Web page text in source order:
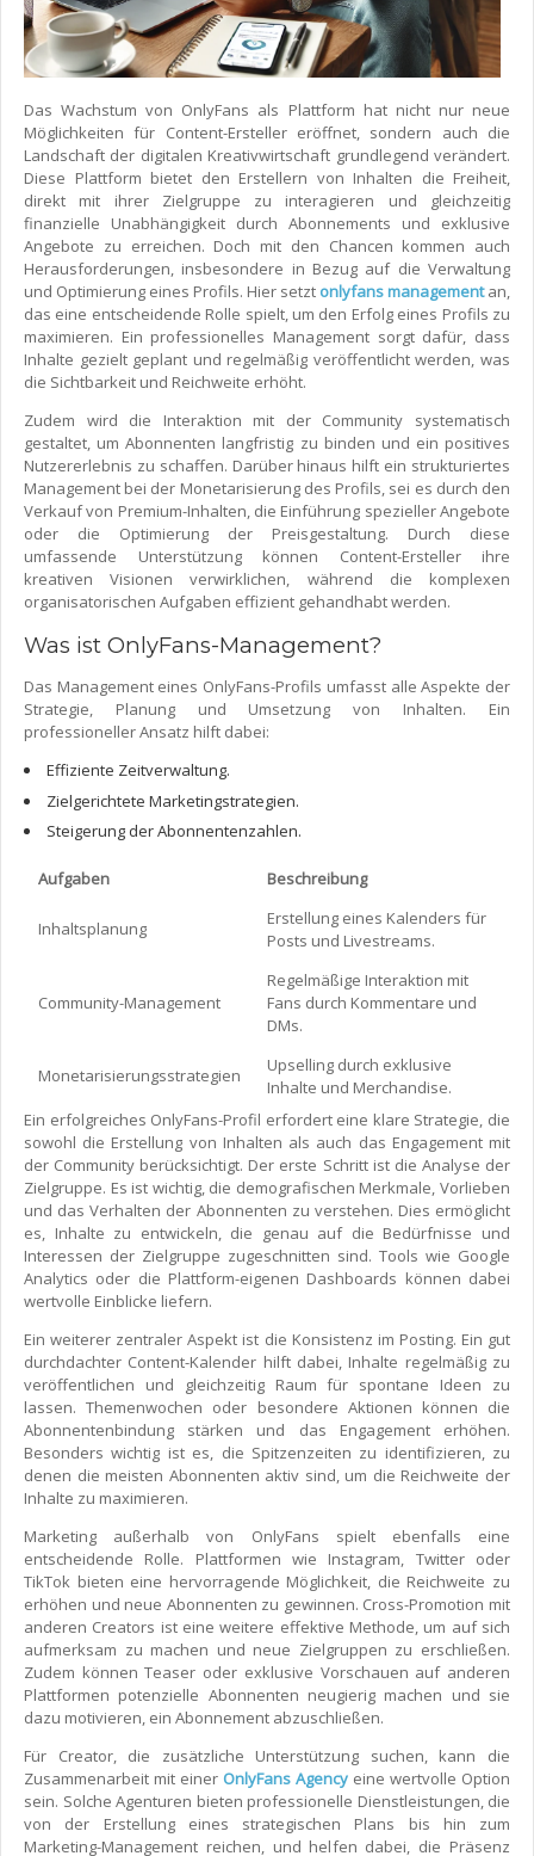
Das Wachstum von OnlyFans als Plattform hat nicht nur neue
Möglichkeiten für Content-Ersteller eröffnet, sondern auch die
Landschaft der digitalen Kreativwirtschaft grundlegend verändert.
Diese Plattform bietet den Erstellern von Inhalten die Freiheit,
direkt mit ihrer Zielgruppe zu interagieren und gleichzeitig
finanzielle Unabhängigkeit durch Abonnements und exklusive
Angebote zu erreichen. Doch mit den Chancen kommen auch
Herausforderungen, insbesondere in Bezug auf die Verwaltung
und Optimierung eines Profils. Hier setzt onlyfans managementan,
das eine entscheidende Rolle spielt, um den Erfolg eines Profils zu
maximieren. Ein professionelles Management sorgt dafür, dass
Inhalte gezielt geplant und regelmäßig veröffentlicht werden, was
die Sichtbarkeit und Reichweite erhöht.
Zudem wird die Interaktion mit der Community systematisch
gestaltet, um Abonnenten langfristig zu binden und ein positives
Nutzererlebnis zu schaffen. Darüber hinaus hilft ein strukturiertes
Management bei der Monetarisierung des Profils, sei es durch den
Verkauf von Premium-Inhalten, die Einführung spezieller Angebote
oder die Optimierung der Preisgestaltung. Durch diese
umfassende Unterstützung können Content-Ersteller ihre
kreativen Visionen verwirklichen, während die komplexen
organisatorischen Aufgaben effizient gehandhabt werden.
Was ist OnlyFans-Management?
Das Management eines OnlyFans-Profils umfasst alle Aspekte der
Strategie, Planung und Umsetzung von Inhalten. Ein
professioneller Ansatz hilft dabei:
Effiziente Zeitverwaltung.
Zielgerichtete Marketingstrategien.
Steigerung der Abonnentenzahlen.
Aufgaben Beschreibung
Inhaltsplanung
Erstellung eines Kalenders für
Posts und Livestreams.
Community-Management
Regelmäßige Interaktion mit
Fans durch Kommentare und
DMs.
Monetarisierungsstrategien
Upselling durch exklusive
Inhalte und Merchandise.
Ein erfolgreiches OnlyFans-Profil erfordert eine klare Strategie, die
sowohl die Erstellung von Inhalten als auch das Engagement mit
der Community berücksichtigt. Der erste Schritt ist die Analyse der
Zielgruppe. Es ist wichtig, die demografischen Merkmale, Vorlieben
und das Verhalten der Abonnenten zu verstehen. Dies ermöglicht
es, Inhalte zu entwickeln, die genau auf die Bedürfnisse und
Interessen der Zielgruppe zugeschnitten sind. Tools wie Google
Analytics oder die Plattform-eigenen Dashboards können dabei
wertvolle Einblicke liefern.
Ein weiterer zentraler Aspekt ist die Konsistenz im Posting. Ein gut
durchdachter Content-Kalender hilft dabei, Inhalte regelmäßig zu
veröffentlichen und gleichzeitig Raum für spontane Ideen zu
lassen. Themenwochen oder besondere Aktionen können die
Abonnentenbindung stärken und das Engagement erhöhen.
Besonders wichtig ist es, die Spitzenzeiten zu identifizieren, zu
denen die meisten Abonnenten aktiv sind, um die Reichweite der
Inhalte zu maximieren.
Marketing außerhalb von OnlyFans spielt ebenfalls eine
entscheidende Rolle. Plattformen wie Instagram, Twitter oder
TikTok bieten eine hervorragende Möglichkeit, die Reichweite zu
erhöhen und neue Abonnenten zu gewinnen. Cross-Promotion mit
anderen Creators ist eine weitere effektive Methode, um auf sich
aufmerksam zu machen und neue Zielgruppen zu erschließen.
Zudem können Teaser oder exklusive Vorschauen auf anderen
Plattformen potenzielle Abonnenten neugierig machen und sie
dazu motivieren, ein Abonnement abzuschließen.
Für Creator, die zusätzliche Unterstützung suchen, kann die
Zusammenarbeit mit einer OnlyFans Agency eine wertvolle Option
sein. Solche Agenturen bieten professionelle Dienstleistungen, die
von der Erstellung eines strategischen Plans bis hin zum
Marketing-Management reichen, und helfen dabei, die Präsenz